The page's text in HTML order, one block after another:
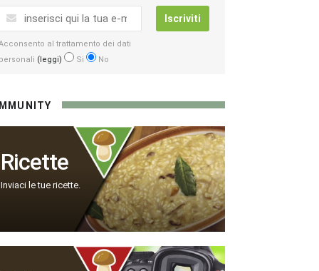
Iscriviti
al trattamento dei dati
(leggi) Si No
Ricette
Inviaci le tue ricette.